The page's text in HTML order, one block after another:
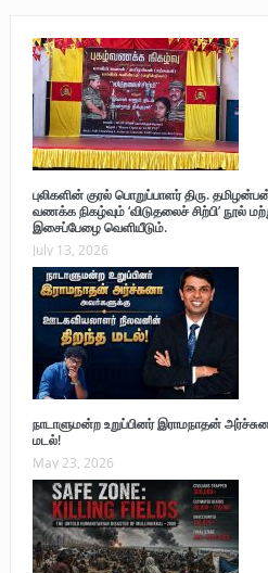
புலிகளின் குரல் பொறுப்பாளர் திரு.
வணக்க நிகழ்வும் ‘விடுதலைச் சிற்பி’ நூல்
இசைப்பேழை வெளியீடும்.
July 13, 2026
நாடாளுமன்ற உறுப்பினர் இராமநாதன்
மடல்!
May 23, 2026